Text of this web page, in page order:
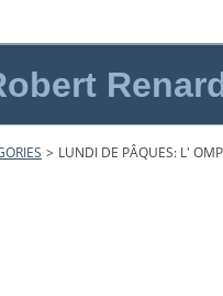
> LUNDI DE PÂQUES: L'